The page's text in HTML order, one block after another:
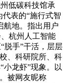
低碳科技馆承
代表的“施行式智
航地。指出用户
杭州人工智能
脱手”干活，层层
、科研院所、科
小龙虾”现象。以
被网友昵称